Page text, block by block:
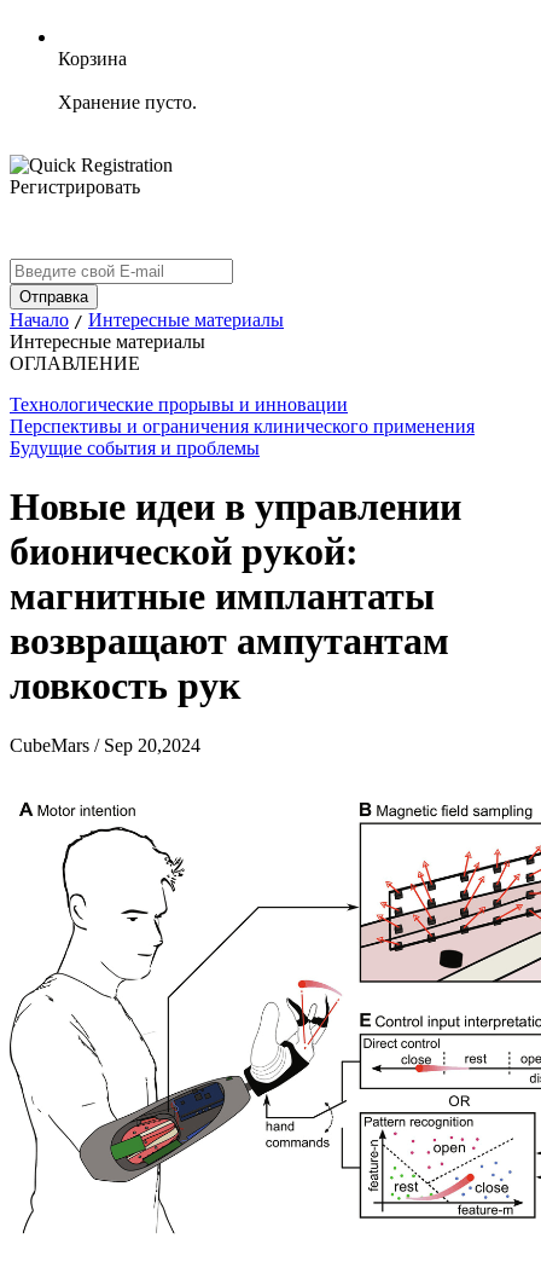
Корзина
Хранение пусто.
Регистрировать
Начало / Интересные материалы
Интересные материалы
ОГЛАВЛЕНИЕ
Технологические прорывы и инновации
Перспективы и ограничения клинического применения
Будущие события и проблемы
Новые идеи в управлении
бионической рукой:
магнитные имплантаты
возвращают ампутантам
ловкость рук
CubeMars / Sep 20,2024